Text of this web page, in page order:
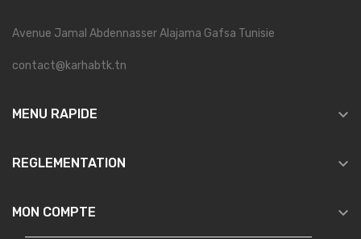
Avenue Jamal Abdennasser Alajama Gafsa Tunisie
contact@karhabtk.tn
MENU RAPIDE 
REGLEMENTATION 
MON COMPTE 